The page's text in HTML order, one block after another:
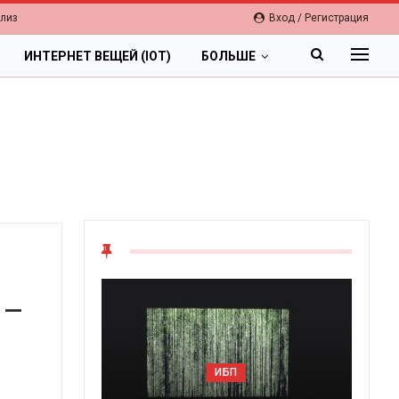
Вход / Регистрация
ИНТЕРНЕТ ВЕЩЕЙ (IOT) БОЛЬШЕ
Цифровая